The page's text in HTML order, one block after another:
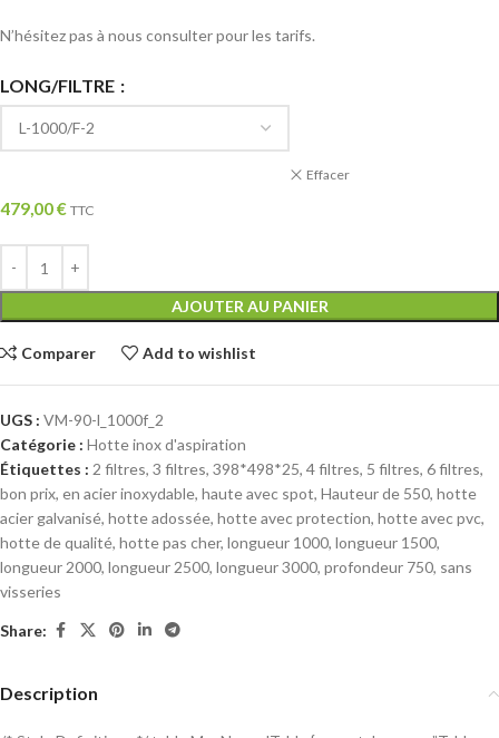
N’hésitez pas à nous consulter pour les tarifs.
LONG/FILTRE
Effacer
479,00€ TTC
AJOUTER AU PANIER
Comparer Add to wishlist
UGS : VM-90-l_1000f_2
Catégorie : Hotte inox d'aspiration
Étiquettes : 2 filtres, 3 filtres, 398*498*25, 4 filtres, 5 filtres, 6 filtres,
bon prix, en acier inoxydable, haute avec spot, Hauteur de 550, hotte
acier galvanisé, hotte adossée, hotte avec protection, hotte avec pvc,
hotte de qualité, hotte pas cher, longueur 1000, longueur 1500,
longueur 2000, longueur 2500, longueur 3000, profondeur 750, sans
visseries
Share:
Description